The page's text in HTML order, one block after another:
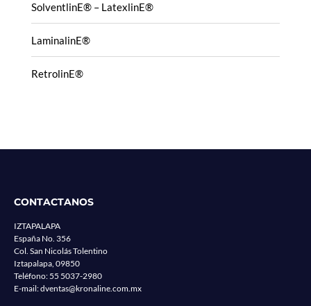
SolventlinE® – LatexlinE®
LaminalinE®
RetrolinE®
CONTACTANOS
IZTAPALAPA
España No. 356
Col. San Nicolás Tolentino
Iztapalapa, 09850
Teléfono:55 5037-2980
E-mail:dventas@kronaline.com.mx